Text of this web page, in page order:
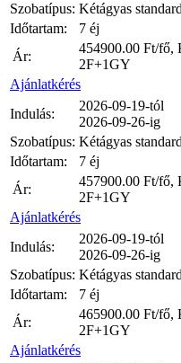
Szobatípus: Kétágyas
Időtartam:
7 éj
Ár:
454900.00 Ft/fő,
2F+1GY
Ajánlatkérés
Indulás:
2026-09-19-tól
2026-09-26-ig
Szobatípus: Kétágyas
Időtartam:
7 éj
Ár:
457900.00 Ft/fő,
2F+1GY
Ajánlatkérés
Indulás:
2026-09-19-tól
2026-09-26-ig
Szobatípus: Kétágyas
Időtartam:
7 éj
Ár:
465900.00 Ft/fő,
2F+1GY
Ajánlatkérés